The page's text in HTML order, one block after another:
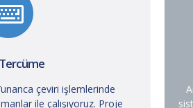
Tercüme
çeviri işlemlerinde
ile çalışıyoruz. Proje